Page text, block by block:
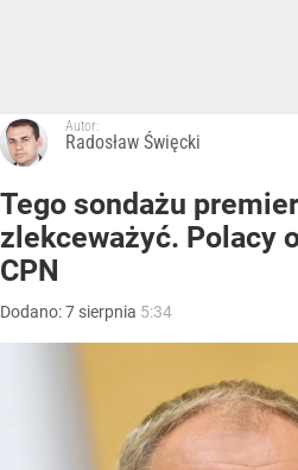
Autor:
Radosław Święcki
Tego sondażu
zlekceważyć. Polacy
CPN
Dodano:7 sierpnia 5:34